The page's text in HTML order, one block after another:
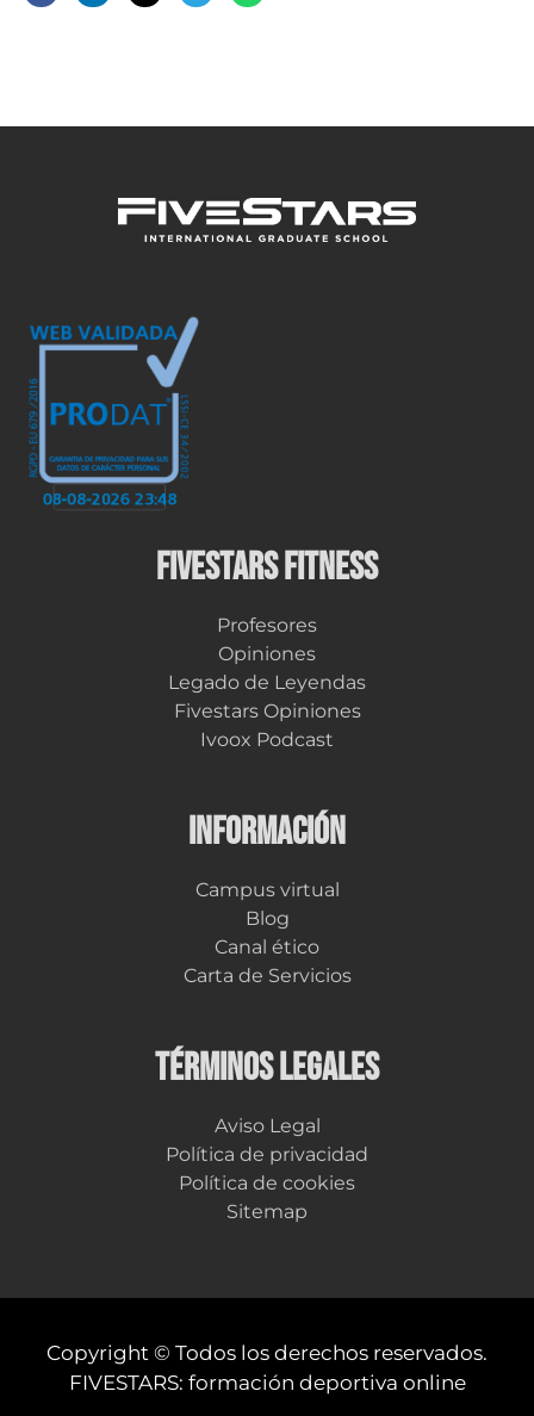
FIVESTARS FITNESS
Profesores
Opiniones
Legado de Leyendas
Fivestars Opiniones
Ivoox Podcast
INFORMACIÓN
Campus virtual
Blog
Canal ético
Carta de Servicios
TÉRMINOS LEGALES
Aviso Legal
Política de privacidad
Política de cookies
Sitemap
Copyright © Todos los derechos reservados.
FIVESTARS: formación deportiva online